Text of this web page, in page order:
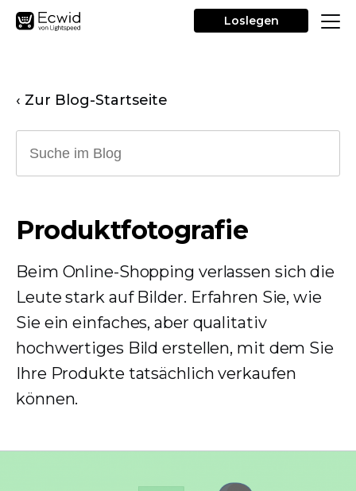
Loslegen
‹ Zur Blog-Startseite
Produktfotografie
Beim Online-Shopping verlassen sich die
Leute stark auf Bilder. Erfahren Sie, wie
Sie ein einfaches, aber qualitativ
hochwertiges Bild erstellen, mit dem Sie
Ihre Produkte tatsächlich verkaufen
können.